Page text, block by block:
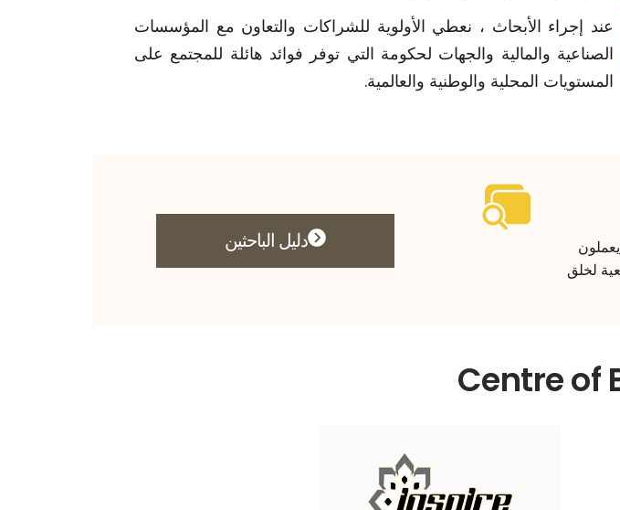
عند إجراء الأبحاث ، نعطي الأولوية للشراكات والتعاون مع المؤسسات
الصناعية والمالية والجهات لحكومة التي توفر فوائد هائلة للمجتمع على
المستويات المحلية والوطنية والعالمية.
لخلق
دليل الباحثين
Centre of